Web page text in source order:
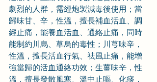
劇烈的人群，需經炮製減毒後使用；當
歸味甘、辛，性溫，擅長補血活血、調
經止痛，能養血活血、通絡止痛，同時
能制約川烏、草烏的毒性；川芎味辛，
性溫，擅長活血行氣、祛風止痛，能增
強當歸的活血通絡功效；生薑味辛，性
溫，擅長發散風寒、溫中止嘔、化痰，